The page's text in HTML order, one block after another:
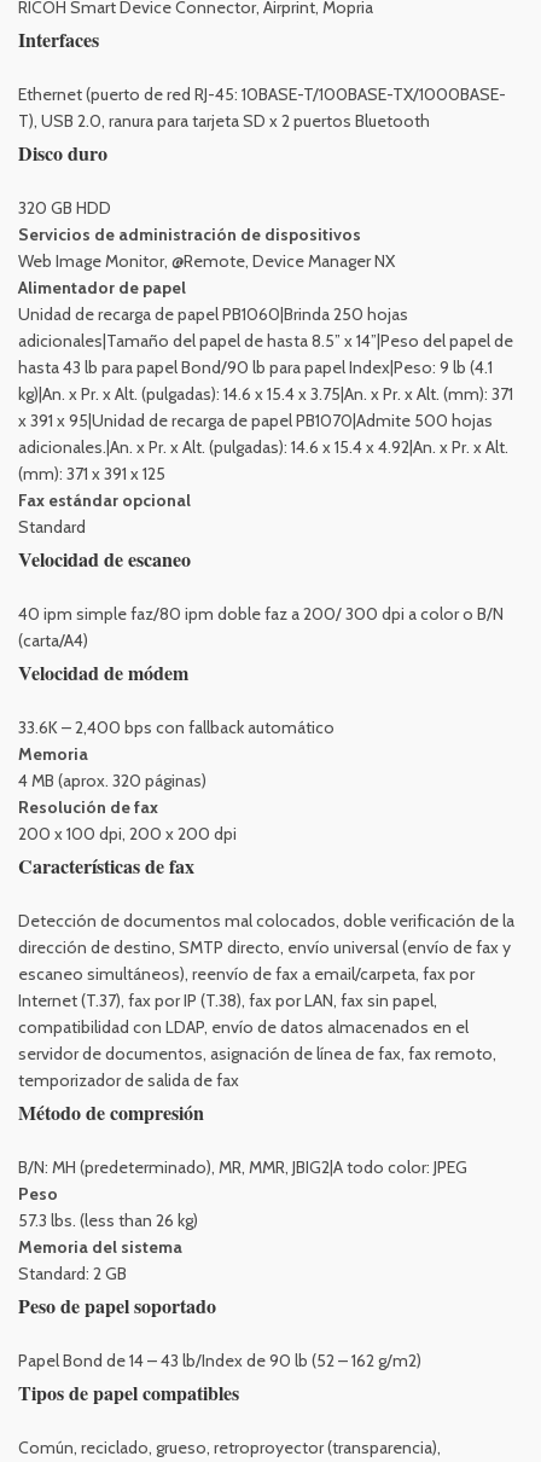
RICOH Smart Device Connector, Airprint, Mopria
Interfaces
Ethernet (puerto de red RJ-45: 10BASE-T/100BASE-TX/1000BASE-
T), USB 2.0, ranura para tarjeta SD x 2 puertos Bluetooth
Disco duro
320 GB HDD
Servicios de administración de dispositivos
Web Image Monitor, @Remote, Device Manager NX
Alimentador de papel
Unidad de recarga de papel PB1060|Brinda 250 hojas
adicionales|Tamaño del papel de hasta 8.5” x 14”|Peso del papel de
hasta 43 lb para papel Bond/90 lb para papel Index|Peso: 9 lb (4.1
kg)|An. x Pr. x Alt. (pulgadas): 14.6 x 15.4 x 3.75|An. x Pr. x Alt. (mm): 371
x 391 x 95|Unidad de recarga de papel PB1070|Admite 500 hojas
adicionales.|An. x Pr. x Alt. (pulgadas): 14.6 x 15.4 x 4.92|An. x Pr. x Alt.
(mm): 371 x 391 x 125
Fax estándar opcional
Standard
Velocidad de escaneo
40 ipm simple faz/80 ipm doble faz a 200/ 300 dpi a color o B/N
(carta/A4)
Velocidad de módem
33.6K – 2,400 bps con fallback automático
Memoria
4 MB (aprox. 320 páginas)
Resolución de fax
200 x 100 dpi, 200 x 200 dpi
Características de fax
Detección de documentos mal colocados, doble verificación de la
dirección de destino, SMTP directo, envío universal (envío de fax y
escaneo simultáneos), reenvío de fax a email/carpeta, fax por
Internet (T.37), fax por IP (T.38), fax por LAN, fax sin papel,
compatibilidad con LDAP, envío de datos almacenados en el
servidor de documentos, asignación de línea de fax, fax remoto,
temporizador de salida de fax
Método de compresión
B/N: MH (predeterminado), MR, MMR, JBIG2|A todo color: JPEG
Peso
57.3 lbs. (less than 26 kg)
Memoria del sistema
Standard: 2 GB
Peso de papel soportado
Papel Bond de 14 – 43 lb/Index de 90 lb (52 – 162 g/m2)
Tipos de papel compatibles
Común, reciclado, grueso, retroproyector (transparencia),